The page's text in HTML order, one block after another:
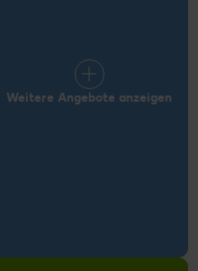
Weitere Angebote anzeigen